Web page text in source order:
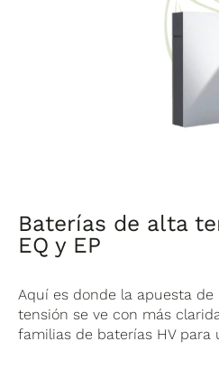
Baterías de alta
EQ y EP
Aquí es donde la apuesta de
tensión se ve con más
familias de baterías HV para